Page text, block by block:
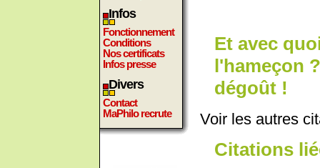
Infos
Fonctionnement
Conditions
Nos certificats
Infos presse
Divers
Contact
MaPhilo recrute
Et avec
l'hameçon
dégoût !
Voir les autres
Citations